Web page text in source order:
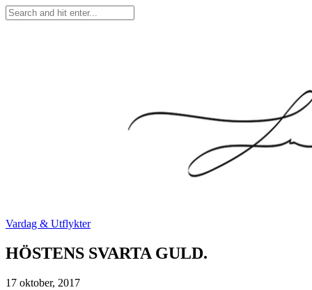
Vardag & Utflykter
HÖSTENS SVARTA GULD.
17 oktober, 2017